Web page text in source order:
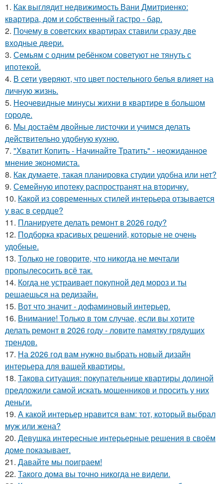
1. Как выглядит недвижимость Вани Дмитриенко:
квартира, дом и собственный гастро - бар.
2. Почему в советских квартирах ставили сразу две
входные двери.
3. Семьям с одним ребёнком советуют не тянуть с
ипотекой.
4. В сети уверяют, что цвет постельного белья влияет на
личную жизнь.
5. Неочевидные минусы жихни в квартире в большом
городе.
6. Мы достаём двойные листочки и учимся делать
действительно удобную кухню.
7. "Хватит Копить - Начинайте Тратить" - неожиданное
мнение экономиста.
8. Как думаете, такая планировка студии удобна или нет?
9. Семейную ипотеку распространят на вторичку.
10. Какой из современных стилей интерьера отзывается
у вас в сердце?
11. Планируете делать ремонт в 2026 году?
12. Подборка красивых решений, которые не очень
удобные.
13. Только не говорите, что никогда не мечтали
пропылесосить всё так.
14. Когда не устраивает покупной дед мороз и ты
решаешься на редизайн.
15. Вот что значит - дофаминовый интерьер.
16. Внимание! Только в том случае, если вы хотите
делать ремонт в 2026 году - ловите памятку грядущих
трендов.
17. На 2026 год вам нужно выбрать новый дизайн
интерьера для вашей квартиры.
18. Такова ситуация: покупательнице квартиры долиной
предложили самой искать мошенников и просить у них
деньги.
19. А какой интерьер нравится вам: тот, который выбрал
муж или жена?
20. Девушка интересные интерьерные решения в своём
доме показывает.
21. Давайте мы поиграем!
22. Такого дома вы точно никогда не видели.